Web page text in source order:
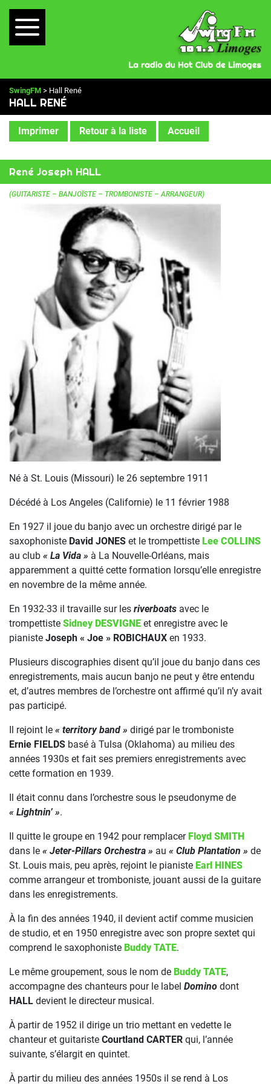
SwingFM > Hall René
HALL RENÉ
Imprimer Retour à la liste Accueil
René Joseph HALL
(GUITARISTE – BANJOÏSTE – TROMBONISTE – ARRANGEUR)
Né à St. Louis (Missouri) le 26 septembre 1911
Décédé à Los Angeles (Californie) le 11 février 1988
En 1927 il joue du banjo avec un orchestre dirigé par le
saxophoniste David JONES et le trompettiste Lee COLLINS
au club « La Vida » à La Nouvelle-Orléans, mais
apparemment a quitté cette formation lorsqu’elle enregistre
en novembre de la même année.
En 1932-33 il travaille sur les riverboats avec le
trompettiste Sidney DESVIGNE et enregistre avec le
pianiste Joseph « Joe » ROBICHAUX en 1933.
Plusieurs discographies disent qu’il joue du banjo dans ces
enregistrements, mais aucun banjo ne peut y être entendu
et, d’autres membres de l’orchestre ont affirmé qu’il n’y avait
pas participé.
Il rejoint le « territory band » dirigé par le tromboniste
Ernie FIELDS basé à Tulsa (Oklahoma) au milieu des
années 1930s et fait ses premiers enregistrements avec
cette formation en 1939.
Il était connu dans l’orchestre sous le pseudonyme de
« Lightnin’ ».
Il quitte le groupe en 1942 pour remplacerFloyd SMITH
dans le « Jeter-Pillars Orchestra » au « Club Plantation » de
St. Louis mais, peu après, rejoint le pianiste Earl HINES
comme arrangeur et tromboniste, jouant aussi de la guitare
dans les enregistrements.
À la fin des années 1940, il devient actif comme musicien
de studio, et en 1950 enregistre avec son propre sextet qui
comprend le saxophoniste Buddy TATE.
Le même groupement, sous le nom de Buddy TATE,
accompagne des chanteurs pour le label Domino dont
HALL devient le directeur musical.
À partir de 1952 il dirige un trio mettant en vedette le
chanteur et guitariste Courtland CARTER qui, l’année
suivante, s’élargit en quintet.
À partir du milieu des années 1950s il se rend à Los